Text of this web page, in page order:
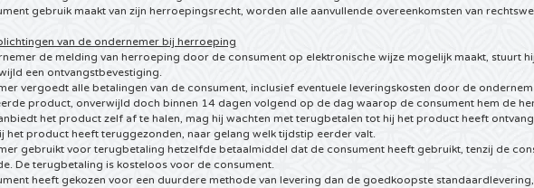
gebruik maakt van zijn herroepingsrecht, worden alle aanvullende overeenkomsten van
van de ondernemer bij herroeping
de melding van herroeping door de consument op elektronische wijze mogelijk maakt, stuurt
een ontvangstbevestiging.
vergoedt alle betalingen van de consument, inclusief eventuele leveringskosten door de
product, onverwijld doch binnen 14 dagen volgend op de dag waarop de consument hem de
het product zelf af te halen, mag hij wachten met terugbetalen tot hij het product heeft
het product heeft teruggezonden, naar gelang welk tijdstip eerder valt.
gebruikt voor terugbetaling hetzelfde betaalmiddel dat de consument heeft gebruikt, tenzij de
De terugbetaling is kosteloos voor de consument.
heeft gekozen voor een duurdere methode van levering dan de goedkoopste